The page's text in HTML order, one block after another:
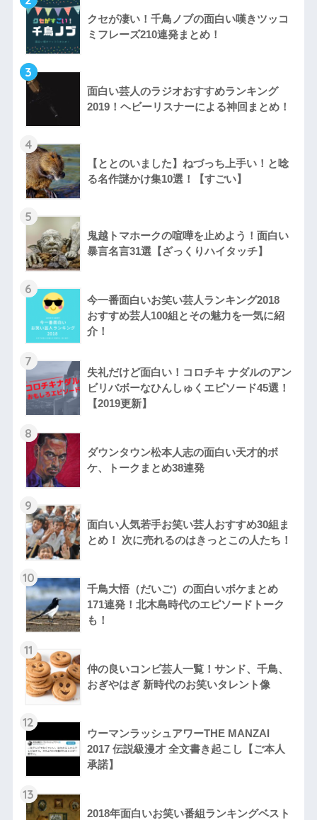
クセが凄い！千鳥ノブの面白い嘆きツッコ
ミフレーズ210連発まとめ！
3
面白い芸人のラジオおすすめランキング
2019！ヘビーリスナーによる神回まとめ！
4
【ととのいました】ねづっち上手い！と唸
る名作謎かけ集10選！【すごい】
5
鬼越トマホークの喧嘩を止めよう！面白い
暴言名言31選【ざっくりハイタッチ】
6
今一番面白いお笑い芸人ランキング2018
おすすめ芸人100組とその魅力を一気に紹
介！
7
失礼だけど面白い！コロチキ ナダルのアン
ビリバボーなひんしゅくエピソード45選！
【2019更新】
8
ダウンタウン松本人志の面白い天才的ボ
ケ、トークまとめ38連発
9
面白い人気若手お笑い芸人おすすめ30組ま
とめ！ 次に売れるのはきっとこの人たち！
10
千鳥大悟（だいご）の面白いボケまとめ
171連発！北木島時代のエピソードトーク
も！
11
仲の良いコンビ芸人一覧！サンド、千鳥、
おぎやはぎ 新時代のお笑いタレント像
12
ウーマンラッシュアワーTHE MANZAI
2017 伝説級漫才 全文書き起こし【ご本人
承諾】
13
2018年面白いお笑い番組ランキングベスト